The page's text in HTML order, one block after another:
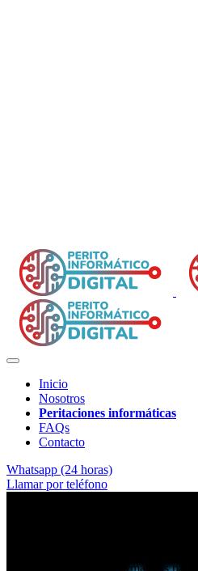
Inicio
Nosotros
Peritaciones informáticas
FAQs
Contacto
Whatsapp (24 horas)
Llamar por teléfono
Informes periciales informáticos para